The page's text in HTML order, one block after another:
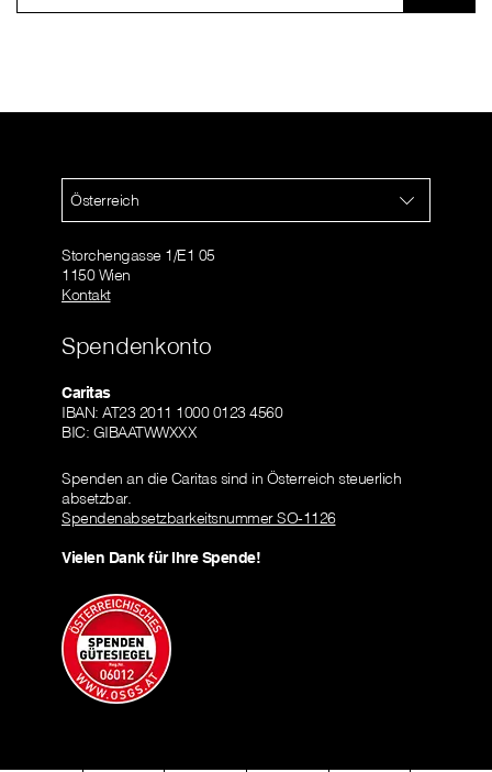
Österreich
Storchengasse 1/E1 05
1150 Wien
Kontakt
Spendenkonto
Caritas
IBAN: AT23 2011 1000 0123 4560
BIC: GIBAATWWXXX
Spenden an die Caritas sind in Österreich steuerlich
absetzbar.
Spendenabsetzbarkeitsnummer SO-1126
Vielen Dank für Ihre Spende!